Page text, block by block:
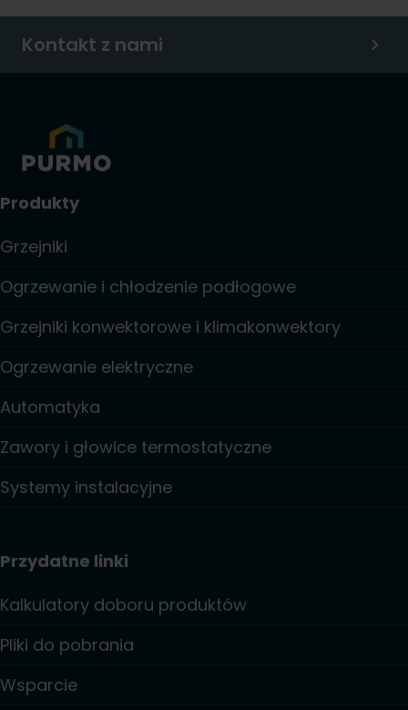
Kontakt z nami
Produkty
Grzejniki
Ogrzewanie i chłodzenie podłogowe
Grzejniki konwektorowe i klimakonwektory
Ogrzewanie elektryczne
Automatyka
Zawory i głowice termostatyczne
Systemy instalacyjne
Przydatne linki
Kalkulatory doboru produktów
Pliki do pobrania
Wsparcie